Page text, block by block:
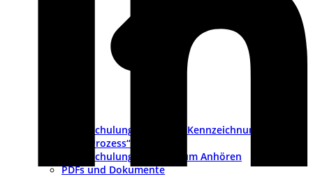
Schulungsvideo „CE-Kennzeichnung als
Prozess“
Schulungs-Pakete zum Anhören
PDFs und Dokumente